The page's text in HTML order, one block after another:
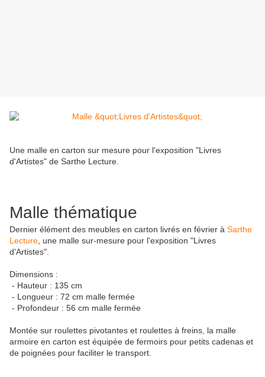
Une malle en carton sur mesure pour l'exposition "Livres
d'Artistes" de Sarthe Lecture.
Malle thématique
Dernier élément des meubles en carton livrés en février à Sarthe
Lecture , une malle sur-mesure pour l'exposition "Livres
d'Artistes".
Dimensions :
- Hauteur : 135 cm
- Longueur : 72 cm malle fermée
- Profondeur : 56 cm malle fermée
Montée sur roulettes pivotantes et roulettes à freins, la malle
armoire en carton est équipée de fermoirs pour petits cadenas et
de poignées pour faciliter le transport.